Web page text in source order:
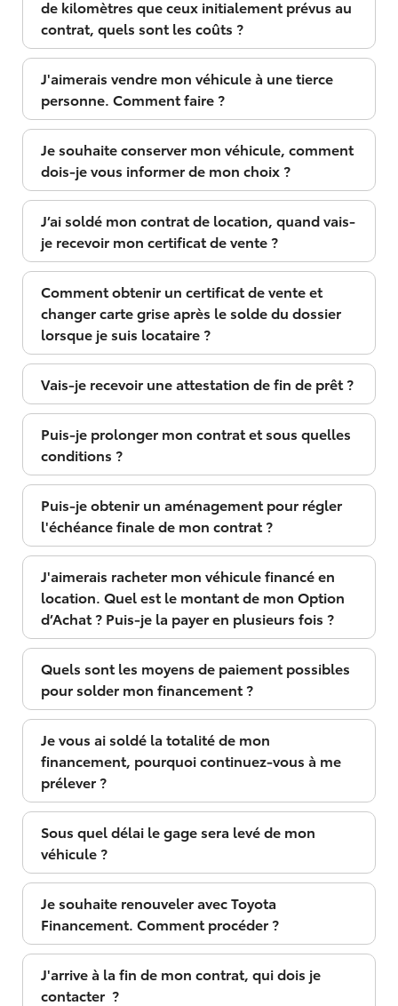
de kilomètres que ceux initialement prévus au
contrat, quels sont les coûts ?
J'aimerais vendre mon véhicule à une tierce
personne. Comment faire ?
Je souhaite conserver mon véhicule, comment
dois-je vous informer de mon choix ?
J’ai soldé mon contrat de location, quand vais-
je recevoir mon certificat de vente ?
Comment obtenir un certificat de vente et
changer carte grise après le solde du dossier
lorsque je suis locataire ?
Vais-je recevoir une attestation de fin de prêt ?
Puis-je prolonger mon contrat et sous quelles
conditions ?
Puis-je obtenir un aménagement pour régler
l'échéance finale de mon contrat ?
J'aimerais racheter mon véhicule financé en
location. Quel est le montant de mon Option
d’Achat ? Puis-je la payer en plusieurs fois ?
Quels sont les moyens de paiement possibles
pour solder mon financement ?
Je vous ai soldé la totalité de mon
financement, pourquoi continuez-vous à me
prélever ?
Sous quel délai le gage sera levé de mon
véhicule ?
Je souhaite renouveler avec Toyota
Financement. Comment procéder ?
J'arrive à la fin de mon contrat, qui dois je
contacter ?